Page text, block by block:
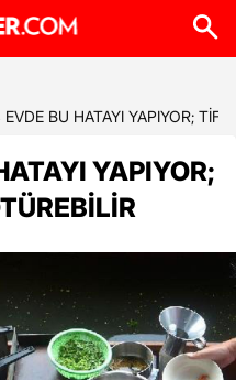
EVDE BU HATAYI YAPIYOR;
YAPIYOR;